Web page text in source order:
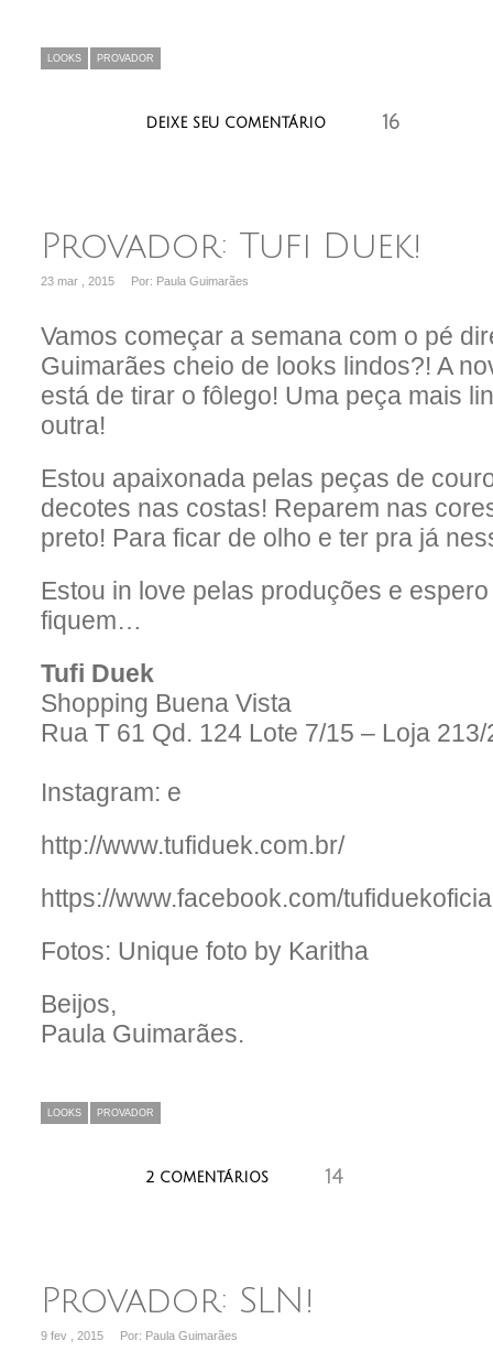
LOOKS PROVADOR
DEIXE SEU COMENTÁRIO 16
Provador: Tufi Duek!
23 mar , 2015 Por: Paula Guimarães
Vamos começar a semana com o pé
Guimarães cheio de looks lindos?! A
está de tirar o fôlego! Uma peça mais
outra!
Estou apaixonada pelas peças de
decotes nas costas! Reparem nas
preto! Para ficar de olho e ter pra já
Estou in love pelas produções e
fiquem…
Tufi Duek
Shopping Buena Vista
Rua T 61 Qd. 124 Lote 7/15 – Loja 213/
Instagram: e
http://www.tufiduek.com.br/
https://www.facebook.com/
Fotos: Unique foto by Karitha
Beijos,
Paula Guimarães.
LOOKS PROVADOR
2 COMENTÁRIOS 14
Provador: SLN!
9 fev , 2015 Por: Paula Guimarães